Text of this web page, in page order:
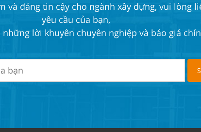
và đáng tin cậy cho ngành xây dựng, vui lòng
yêu cầu của bạn,
lời khuyên chuyên nghiệp và báo giá